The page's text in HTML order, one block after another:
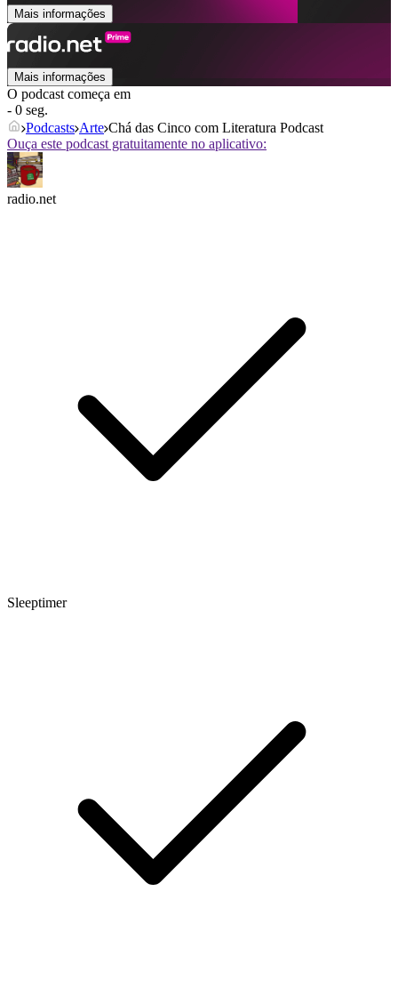
Mais informações
Mais informações
O podcast começa em
- 0 seg.
Podcasts Arte Chá das Cinco com Literatura Podcast
Ouça este podcast gratuitamente no aplicativo:
radio.net
Sleeptimer